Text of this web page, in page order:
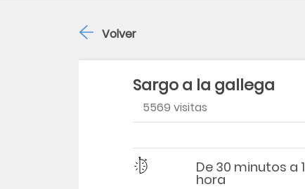
Sargo a la gallega
5569 visitas
Dificultad
Tiempo De 30 minutos a 1
hora
Volver